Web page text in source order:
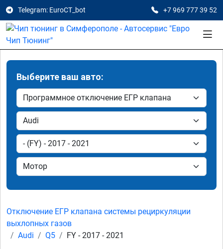
Telegram: EuroCT_bot +7 969 777 39 52
Выберите ваш авто:
Отключение ЕГР клапана системы рециркуляции
выхлопных газов
Audi
Q5 FY - 2017 - 2021